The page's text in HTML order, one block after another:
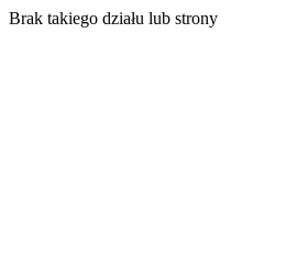
Brak takiego działu lub strony